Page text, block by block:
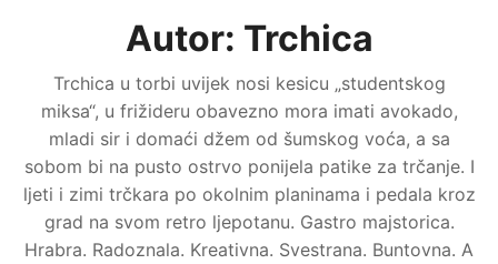
Autor: Trchica
Trchica u torbi uvijek nosi kesicu „studentskog
miksa“, u frižideru obavezno mora imati avokado,
mladi sir i domaći džem od šumskog voća, a sa
sobom bi na pusto ostrvo ponijela patike za trčanje. I
ljeti i zimi trčkara po okolnim planinama i pedala kroz
grad na svom retro ljepotanu. Gastro majstorica.
Hrabra. Radoznala. Kreativna. Svestrana. Buntovna. A